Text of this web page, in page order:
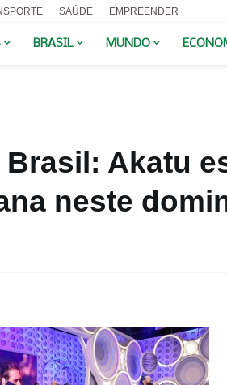
SAÚDE EMPREENDER
BRASIL MUNDO
Brasil: Akatu
neste